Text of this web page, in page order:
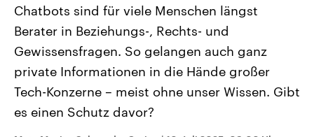
Landtagswahl Sachsen-Anhalt
2026
Alle Informationen
September 2026 einen neuen
Bundesland von einer Koalition aus
USA
Aktuelle Beiträge,
Hintergründe
mit großem Einfluss auf
Chatbots sind für viele Menschen längst
Berater in Beziehungs-, Rechts- und
Gewissensfragen. So gelangen auch ganz
private Informationen in die Hände großer
Tech-Konzerne – meist ohne unser Wissen. Gibt
es einen Schutz davor?